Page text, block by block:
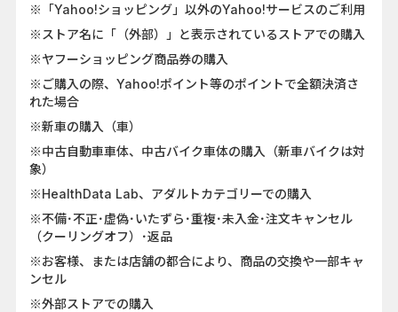
※「Yahoo!ショッピング」以外のYahoo!サービスのご利用
※ストア名に「（外部）」と表示されているストアでの購入
※ヤフーショッピング商品券の購入
※ご購入の際、Yahoo!ポイント等のポイントで全額決済さ
れた場合
※新車の購入（車）
※中古自動車車体、中古バイク車体の購入（新車バイクは対
象）
※HealthData Lab、アダルトカテゴリーでの購入
※不備･不正･虚偽･いたずら･重複･未入金･注文キャンセル
（クーリングオフ）･返品
※お客様、または店舗の都合により、商品の交換や一部キャ
ンセル
※外部ストアでの購入